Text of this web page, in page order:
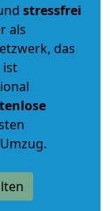
stressfrei
als
das
ist